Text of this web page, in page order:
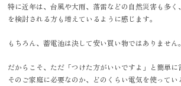
特に近年は、台風や大雨、落雷などの自然災害も多
を検討される方も増えているように感じます。
もちろん、蓄電池は決して安い買い物ではありません。
だからこそ、ただ「つけた方がいいですよ」と簡単
そのご家庭に必要なのか、どのくらい電気を使って